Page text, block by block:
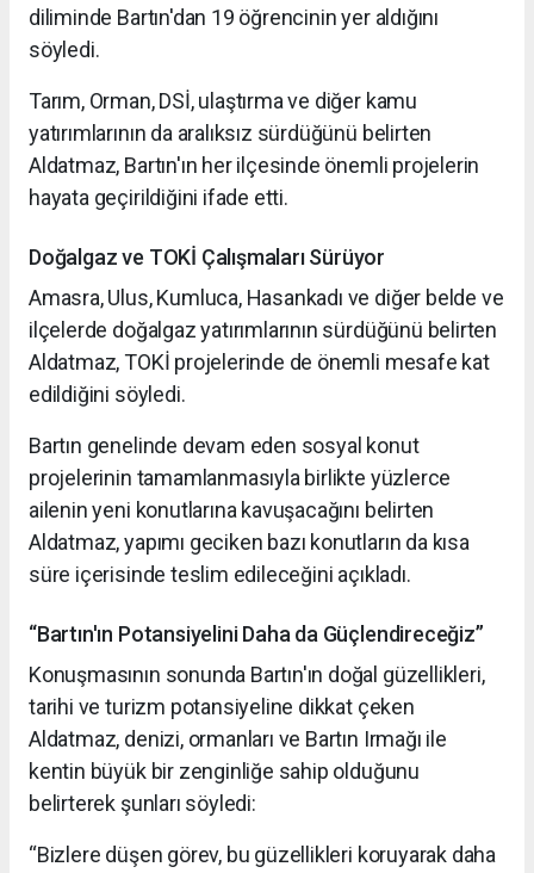
diliminde Bartın'dan 19 öğrencinin yer aldığını
söyledi.
Tarım, Orman, DSİ, ulaştırma ve diğer kamu
yatırımlarının da aralıksız sürdüğünü belirten
Aldatmaz, Bartın'ın her ilçesinde önemli projelerin
hayata geçirildiğini ifade etti.
Doğalgaz ve TOKİ Çalışmaları Sürüyor
Amasra, Ulus, Kumluca, Hasankadı ve diğer belde ve
ilçelerde doğalgaz yatırımlarının sürdüğünü belirten
Aldatmaz, TOKİ projelerinde de önemli mesafe kat
edildiğini söyledi.
Bartın genelinde devam eden sosyal konut
projelerinin tamamlanmasıyla birlikte yüzlerce
ailenin yeni konutlarına kavuşacağını belirten
Aldatmaz, yapımı geciken bazı konutların da kısa
süre içerisinde teslim edileceğini açıkladı.
“Bartın'ın Potansiyelini Daha da Güçlendireceğiz”
Konuşmasının sonunda Bartın'ın doğal güzellikleri,
tarihi ve turizm potansiyeline dikkat çeken
Aldatmaz, denizi, ormanları ve Bartın Irmağı ile
kentin büyük bir zenginliğe sahip olduğunu
belirterek şunları söyledi:
“Bizlere düşen görev, bu güzellikleri koruyarak daha